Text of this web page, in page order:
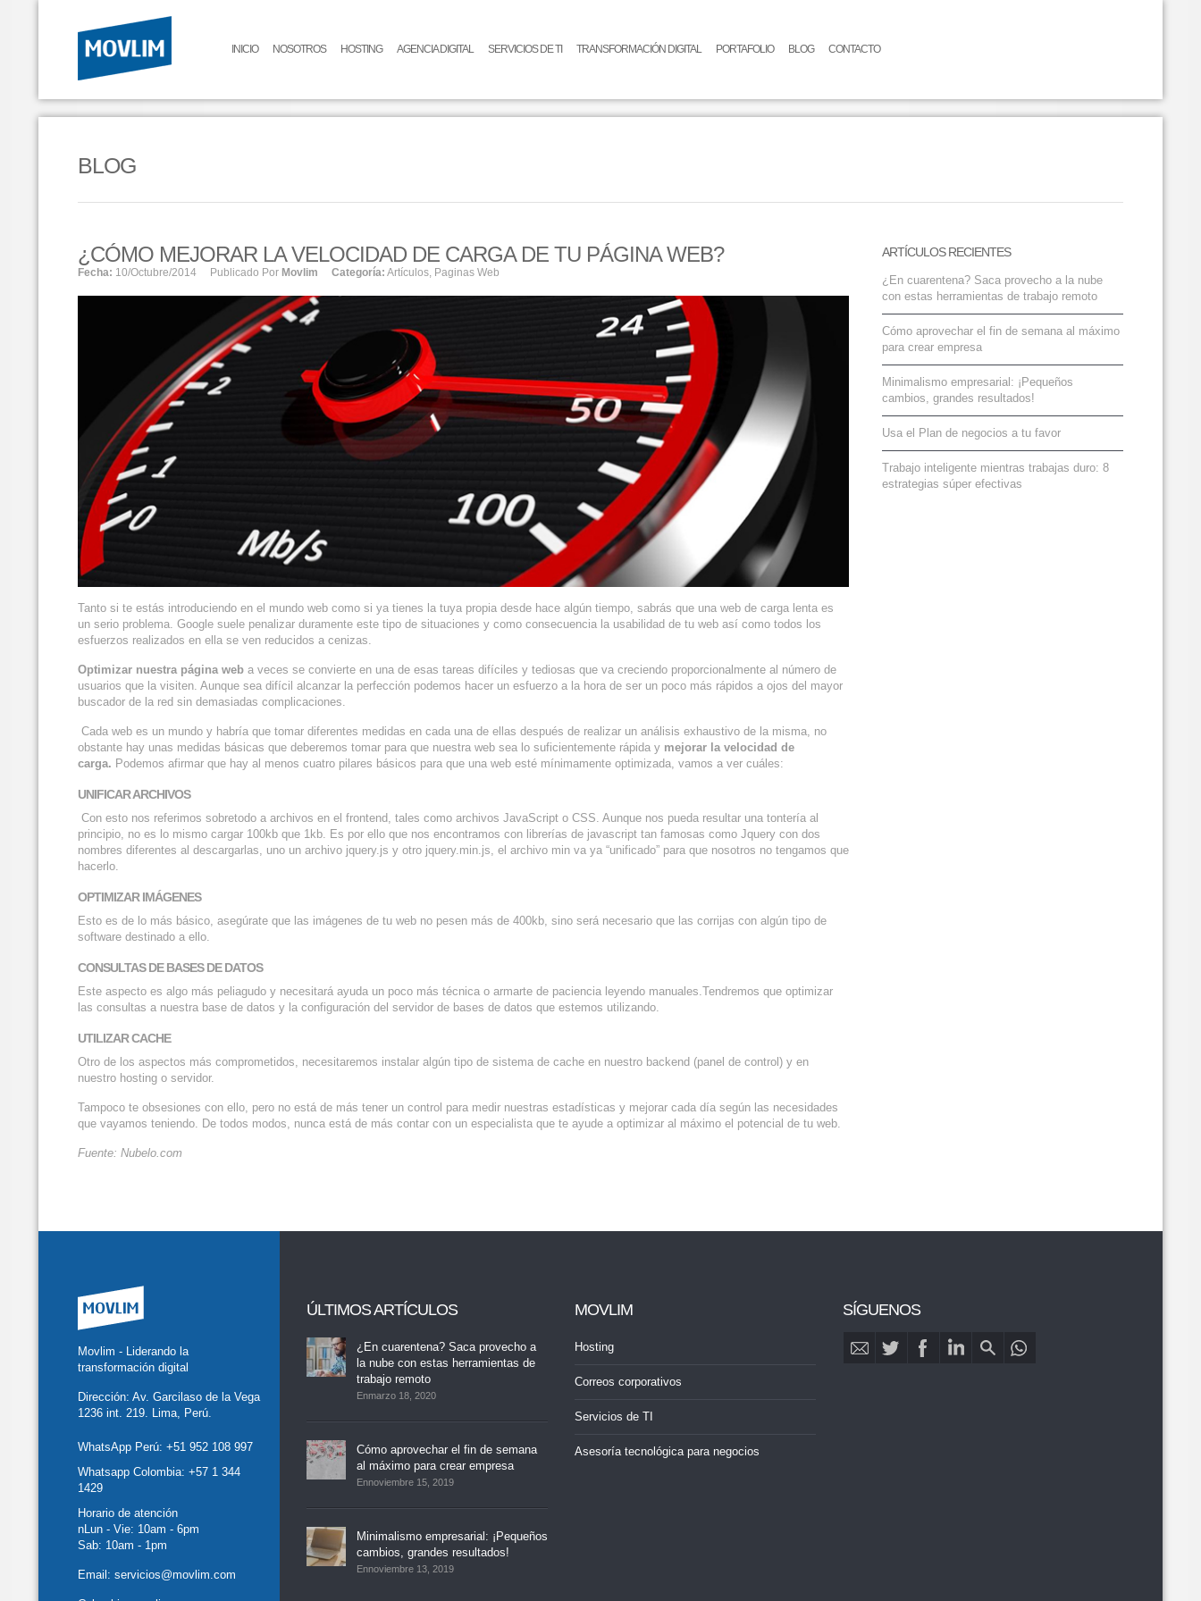
INICIO NOSOTROS HOSTING AGENCIA DIGITAL SERVICIOS DE TI TRANSFORMACIÓN DIGITAL PORTAFOLIO BLOG CONTACTO
BLOG
¿CÓMO MEJORAR LA VELOCIDAD DE CARGA DE TU PÁGINA WEB?
Fecha: 10/octubre/2014 Publicado Por Movlim Categoría: Artículos, Paginas Web
Tanto si te estás introduciendo en el mundo web como si ya tienes la tuya propia desde hace algún tiempo, sabrás que una web de carga lenta es
un serio problema. Google suele penalizar duramente este tipo de situaciones y como consecuencia la usabilidad de tu web así como todos los
esfuerzos realizados en ella se ven reducidos a cenizas.
Optimizar nuestra página web a veces se convierte en una de esas tareas difíciles y tediosas que va creciendo proporcionalmente al número de
usuarios que la visiten. Aunque sea difícil alcanzar la perfección podemos hacer un esfuerzo a la hora de ser un poco más rápidos a ojos del mayor
buscador de la red sin demasiadas complicaciones.
Cada web es un mundo y habría que tomar diferentes medidas en cada una de ellas después de realizar un análisis exhaustivo de la misma, no
obstante hay unas medidas básicas que deberemos tomar para que nuestra web sea lo suficientemente rápida y mejorar la velocidad de
carga. Podemos afirmar que hay al menos cuatro pilares básicos para que una web esté mínimamente optimizada, vamos a ver cuáles:
UNIFICAR ARCHIVOS
Con esto nos referimos sobretodo a archivos en el frontend, tales como archivos JavaScript o CSS. Aunque nos pueda resultar una tontería al
principio, no es lo mismo cargar 100kb que 1kb. Es por ello que nos encontramos con librerías de javascript tan famosas como Jquery con dos
nombres diferentes al descargarlas, uno un archivo jquery.js y otro jquery.min.js, el archivo min va ya “unificado” para que nosotros no tengamos que
hacerlo.
OPTIMIZAR IMÁGENES
Esto es de lo más básico, asegúrate que las imágenes de tu web no pesen más de 400kb, sino será necesario que las corrijas con algún tipo de
software destinado a ello.
CONSULTAS DE BASES DE DATOS
Este aspecto es algo más peliagudo y necesitará ayuda un poco más técnica o armarte de paciencia leyendo manuales.Tendremos que optimizar
las consultas a nuestra base de datos y la configuración del servidor de bases de datos que estemos utilizando.
UTILIZAR CACHE
Otro de los aspectos más comprometidos, necesitaremos instalar algún tipo de sistema de cache en nuestro backend (panel de control) y en
nuestro hosting o servidor.
Tampoco te obsesiones con ello, pero no está de más tener un control para medir nuestras estadísticas y mejorar cada día según las necesidades
que vayamos teniendo. De todos modos, nunca está de más contar con un especialista que te ayude a optimizar al máximo el potencial de tu web.
Fuente: Nubelo.com
ARTÍCULOS RECIENTES
¿En cuarentena? Saca provecho a la nube
con estas herramientas de trabajo remoto
Cómo aprovechar el fin de semana al máximo
para crear empresa
Minimalismo empresarial: ¡Pequeños
cambios, grandes resultados!
Usa el Plan de negocios a tu favor
Trabajo inteligente mientras trabajas duro: 8
estrategias súper efectivas
Movlim - Liderando la
transformación digital
Dirección: Av. Garcilaso de la Vega
1236 int. 219. Lima, Perú.
WhatsApp Perú: +51 952 108 997
Whatsapp Colombia: +57 1 344
1429
Horario de atención
nLun - Vie: 10am - 6pm
Sab: 10am - 1pm
Email: servicios@movlim.com
ÚLTIMOS ARTÍCULOS
¿En cuarentena? Saca provecho a
la nube con estas herramientas de
trabajo remoto
Enmarzo 18, 2020
Cómo aprovechar el fin de semana
al máximo para crear empresa
Ennoviembre 15, 2019
Minimalismo empresarial: ¡Pequeños
cambios, grandes resultados!
Ennoviembre 13, 2019
MOVLIM
Hosting
Correos corporativos
Servicios de TI
Asesoría tecnológica para negocios
SÍGUENOS